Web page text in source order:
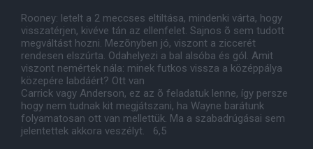
Rooney: letelt a 2 meccses eltiltása, mindenki várta, hogy
visszatérjen, kivéve tán az ellenfelet. Sajnos õ sem tudott
megváltást hozni. Mezõnyben jó, viszont a ziccerét
rendesen elszúrta. Odahelyezi a bal alsóba és gól. Amit
viszont nemértek nála: minek futkos vissza a középpálya
közepére labdáért? Ott van
Carrick vagy Anderson, ez az õ feladatuk lenne, így persze
hogy nem tudnak kit megjátszani, ha Wayne barátunk
folyamatosan ott van mellettük. Ma a szabadrúgásai sem
jelentettek akkora veszélyt. 6,5